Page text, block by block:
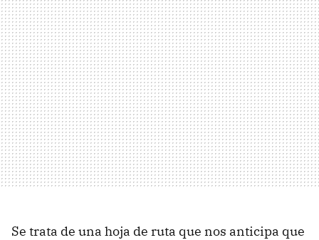
Se trata de una hoja de ruta que nos anticipa que